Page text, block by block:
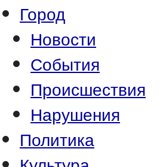
Город
Новости
События
Происшествия
Нарушения
Политика